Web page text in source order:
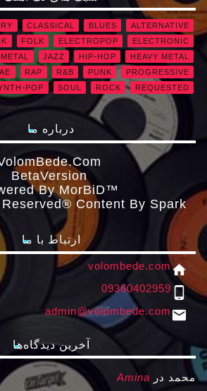
ALTERNATIVE
BLUES
CLASSICAL
ELECTRONIC
ELECTROPOP
FOLK
HEAVY METAL
HIP-HOP
JAZZ
METAL
PROGRESSIVE
PUNK
R&B
RAP
REQUESTED
ROCK
SOUL
POP
درباره ما
ΒetaVersion
By MorBiD™
Content By Spark
ارتباط با ما
home
volombede.com
phone_android
09360402959
email
admin@volombede.com
آخرین دیدگاه‌ها
محمد در Amina